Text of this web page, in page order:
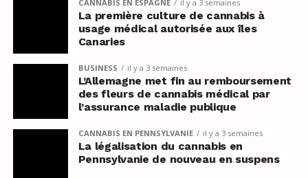
CANNABIS EN ESPAGNE il y a 3 semaines
La première culture de cannabis à
usage médical autorisée aux îles
Canaries
BUSINESS il y a 3 semaines
L’Allemagne met fin au remboursement
des fleurs de cannabis médical par
l’assurance maladie publique
CANNABIS EN PENNSYLVANIE il y a 3 semaines
La légalisation du cannabis en
Pennsylvanie de nouveau en suspens